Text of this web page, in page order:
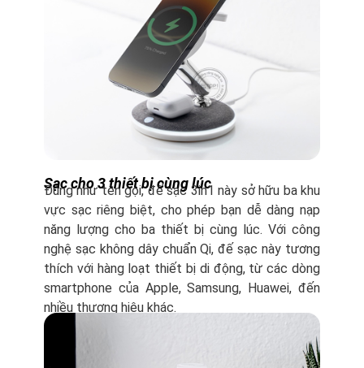
Sạc cho 3 thiết bị cùng lúc
Đúng như tên gọi, đế sạc 3in1 này sở hữu ba khu
vực sạc riêng biệt, cho phép bạn dễ dàng nạp
năng lượng cho ba thiết bị cùng lúc. Với công
nghệ sạc không dây chuẩn Qi, đế sạc này tương
thích với hàng loạt thiết bị di động, từ các dòng
smartphone của Apple, Samsung, Huawei, đến
nhiều thương hiệu khác.